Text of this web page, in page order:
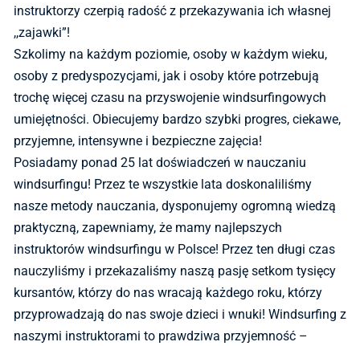
instruktorzy czerpią radość z przekazywania ich własnej
,,zajawki”!
Szkolimy na każdym poziomie, osoby w każdym wieku,
osoby z predyspozycjami, jak i osoby które potrzebują
trochę więcej czasu na przyswojenie windsurfingowych
umiejętności. Obiecujemy bardzo szybki progres, ciekawe,
przyjemne, intensywne i bezpieczne zajęcia!
Posiadamy ponad 25 lat doświadczeń w nauczaniu
windsurfingu! Przez te wszystkie lata doskonaliliśmy
nasze metody nauczania, dysponujemy ogromną wiedzą
praktyczną, zapewniamy, że mamy najlepszych
instruktorów windsurfingu w Polsce! Przez ten długi czas
nauczyliśmy i przekazaliśmy naszą pasję setkom tysięcy
kursantów, którzy do nas wracają każdego roku, którzy
przyprowadzają do nas swoje dzieci i wnuki! Windsurfing z
naszymi instruktorami to prawdziwa przyjemność –